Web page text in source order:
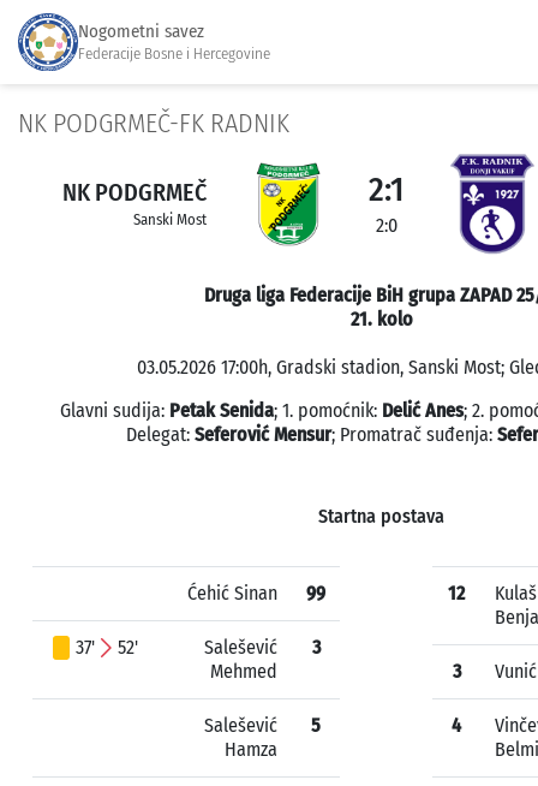
Nogometni savez
Federacije Bosne i Hercegovine
NK PODGRMEČ-FK RADNIK
NK PODGRMEČ
Sanski Most
2:1
2:0
Druga liga Federacije BiH grupa ZAPAD
21. kolo
03.05.2026 17:00h, Gradski stadion, Sanski Most;
Glavni sudija: Petak Senida; 1. pomoćnik: Delić Anes; 2.
Delegat: Seferović Mensur; Promatrač suđenja:
Startna postava
Ćehić Sinan 99
37' 52'
Salešević
Mehmed
3
Salešević
Hamza
5
12
Kulaš
3
4